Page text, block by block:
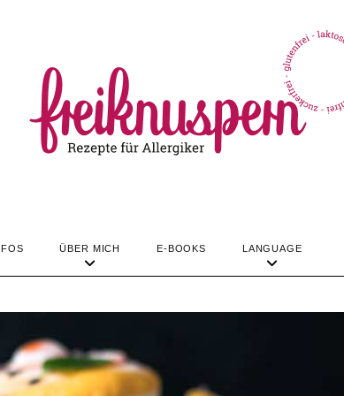
ÜBER MICH E-BOOKS LANGUAGE